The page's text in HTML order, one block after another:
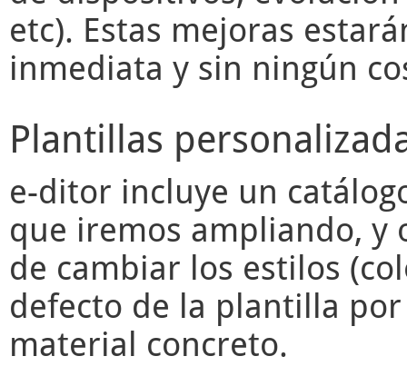
etc). Estas mejoras
inmediata y sin ningún
Plantillas
e-ditor incluye un
que iremos ampliando, y
de cambiar los estilos
defecto de la plantilla
material concreto.